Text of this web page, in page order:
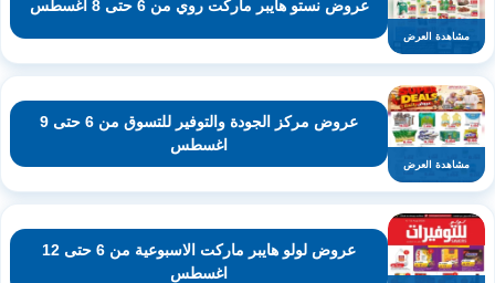
مشاهدة العرض
عروض نستو هايبر ماركت روي من 6 حتى 8 اغسطس
مشاهدة العرض
عروض مركز الجودة والتوفير للتسوق من 6 حتى 9
اغسطس
عروض لولو هايبر ماركت الاسبوعية من 6 حتى 12
اغسطس